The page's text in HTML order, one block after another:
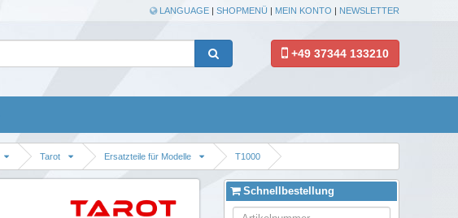
LANGUAGE | SHOPMENÜ | MEIN KONTO | NEWSLETTER
+49 37344 133210
Tarot Ersatzteile für Modelle T1000
Schnellbestellung